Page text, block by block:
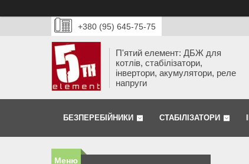
+380 (95) 645-75-75
П'ятий елемент: ДБЖ для
котлів, стабілізатори,
інвертори, акумулятори, реле
напруги
БЕЗПЕРЕБІЙНИКИ СТАБІЛІЗАТОРИ